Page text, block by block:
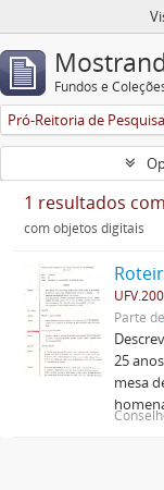
Fundos e
1 resultados
com objetos digitais
Parte de
25
mesa